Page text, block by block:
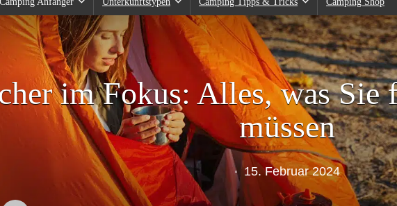
im Fokus: Alles, was Sie
müssen
15. Februar 2024